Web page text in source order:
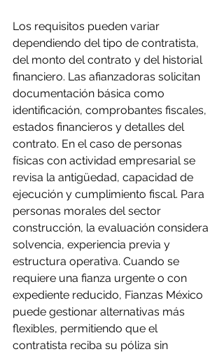
Los requisitos pueden variar
dependiendo del tipo de contratista,
del monto del contrato y del historial
financiero. Las afianzadoras solicitan
documentación básica como
identificación, comprobantes fiscales,
estados financieros y detalles del
contrato. En el caso de personas
físicas con actividad empresarial se
revisa la antigüedad, capacidad de
ejecución y cumplimiento fiscal. Para
personas morales del sector
construcción, la evaluación considera
solvencia, experiencia previa y
estructura operativa. Cuando se
requiere una fianza urgente o con
expediente reducido, Fianzas México
puede gestionar alternativas más
flexibles, permitiendo que el
contratista reciba su póliza sin